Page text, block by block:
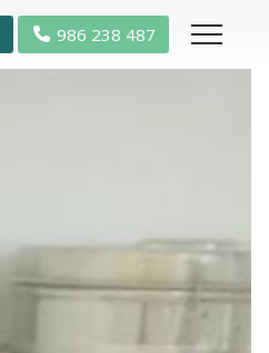
986 238 487